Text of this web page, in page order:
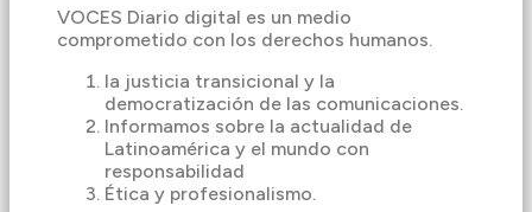
VOCES Diario digital es un medio
comprometido con los derechos humanos.
la justicia transicional y la
democratización de las comunicaciones.
Informamos sobre la actualidad de
Latinoamérica y el mundo con
responsabilidad
Ética y profesionalismo.